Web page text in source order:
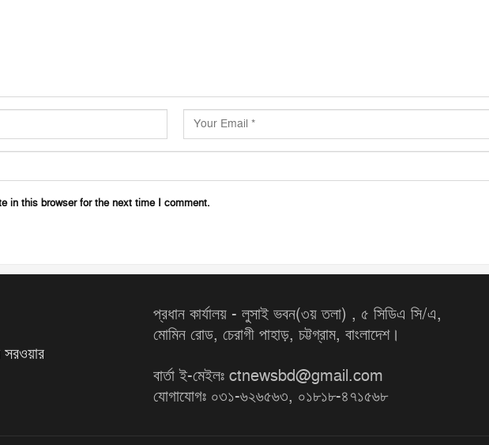
in this browser for the next time I comment.
সরওয়ার
প্রধান কার্যালয় - লুসাই ভবন(৩য় তলা) , ৫ সিডিএ সি/এ,
মোমিন রোড, চেরাগী পাহাড়, চট্টগ্রাম, বাংলাদেশ।
বার্তা ই-মেইলঃ ctnewsbd@gmail.com
যোগাযোগঃ ০৩১-৬২৬৫৬৩, ০১৮১৮-৪৭১৫৬৮